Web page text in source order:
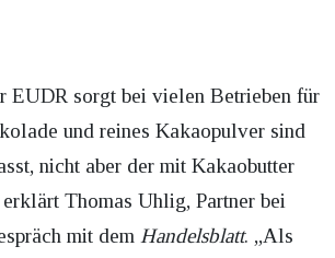
EUDR sorgt bei vielen Betrieben für
und reines Kakaopulver sind
nicht aber der mit Kakaobutter
Thomas Uhlig, Partner bei
mit dem Handelsblatt. „Als